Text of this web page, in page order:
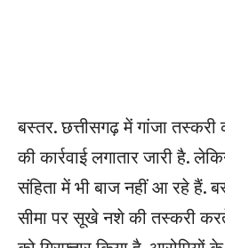
बस्तर. छत्तीसगढ़ में गांजा
की कार्रवाई लगातार जारी है.
संहिता में भी बाज नहीं आ रहे हैं.
सीमा पर सूखे नशे की तस्करी